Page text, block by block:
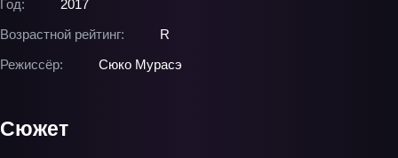
Год:
2017
Возрастной рейтинг:
R
Режиссёр:
Сюко Мурасэ
Сюжет